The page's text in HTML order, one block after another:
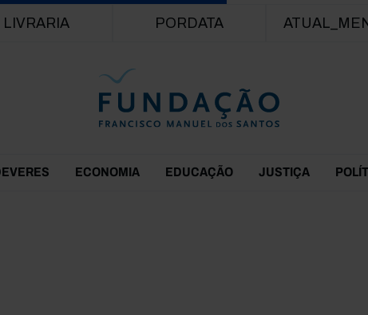
LIVRARIA PORDATA
ECONOMIA EDUCAÇÃO JUSTIÇA